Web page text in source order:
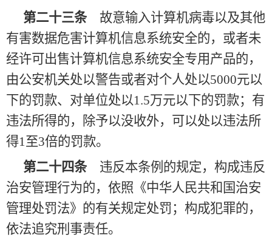
第二十三条 故意输入计算机病毒以及其他
有害数据危害计算机信息系统安全的，或者未
经许可出售计算机信息系统安全专用产品的，
由公安机关处以警告或者对个人处以5000元以
下的罚款、对单位处以1.5万元以下的罚款；有
违法所得的，除予以没收外，可以处以违法所
得1至3倍的罚款。
第二十四条 违反本条例的规定，构成违反
治安管理行为的，依照《中华人民共和国治安
管理处罚法》的有关规定处罚；构成犯罪的，
依法追究刑事责任。